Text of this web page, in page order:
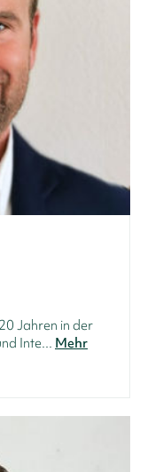
Jahren in der
Inte... Mehr